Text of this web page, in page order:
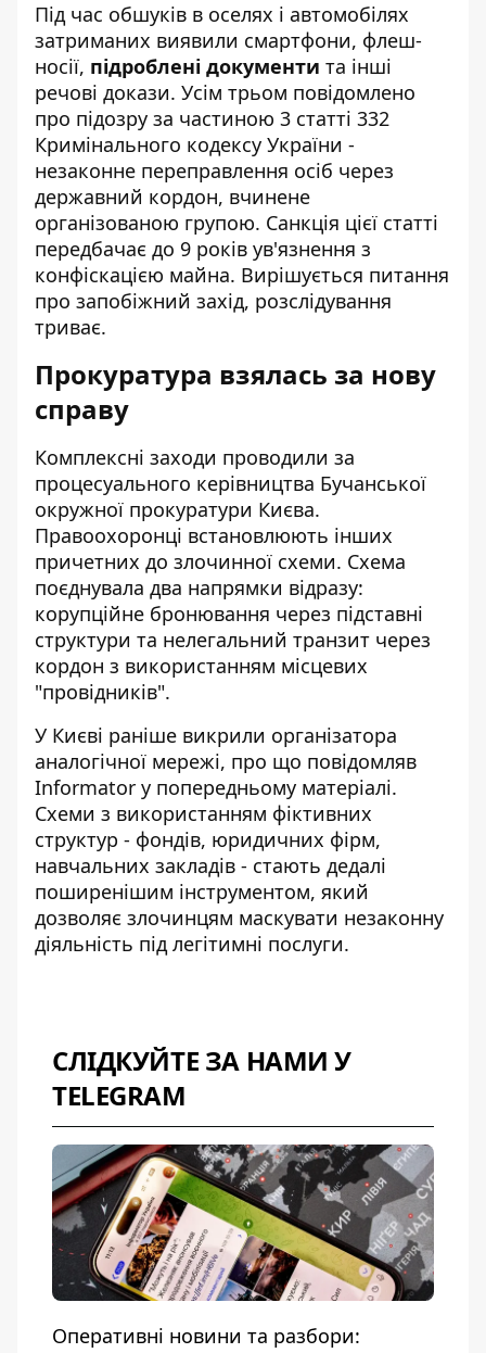
Під час обшуків в оселях і автомобілях
затриманих виявили смартфони, флеш-
носії, підроблені документи та інші
речові докази. Усім трьом повідомлено
про підозру за частиною 3 статті 332
Кримінального кодексу України -
незаконне переправлення осіб через
державний кордон, вчинене
організованою групою. Санкція цієї статті
передбачає до 9 років ув'язнення з
конфіскацією майна. Вирішується питання
про запобіжний захід, розслідування
триває.
Прокуратура взялась за нову
справу
Комплексні заходи проводили за
процесуального керівництва Бучанської
окружної прокуратури Києва.
Правоохоронці встановлюють інших
причетних до злочинної схеми. Схема
поєднувала два напрямки відразу:
корупційне бронювання через підставні
структури та нелегальний транзит через
кордон з використанням місцевих
"провідників".
У Києві раніше викрили організатора
аналогічної мережі, про що повідомляв
Informator у попередньому матеріалі.
Схеми з використанням фіктивних
структур - фондів, юридичних фірм,
навчальних закладів - стають дедалі
поширенішим інструментом, який
дозволяє злочинцям маскувати незаконну
діяльність під легітимні послуги.
СЛІДКУЙТЕ ЗА НАМИ У
TELEGRAM
Оперативні новини та разбори: